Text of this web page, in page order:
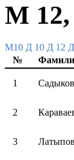
М 12,
M10 Д 10 Д 12
№
1
2
3